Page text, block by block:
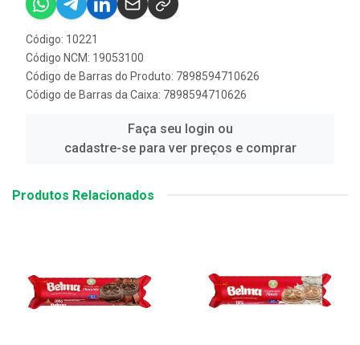
Código: 10221
Código NCM: 19053100
Código de Barras do Produto: 7898594710626
Código de Barras da Caixa: 7898594710626
Faça seu login ou
cadastre-se para ver preços e comprar
Produtos Relacionados